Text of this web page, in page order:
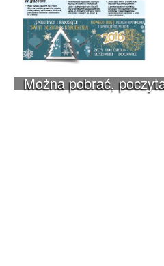
Można pobrać,